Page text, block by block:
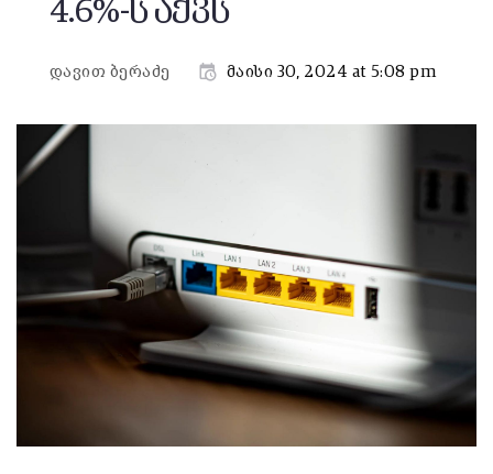
4.6%-ს აქვს
დავით ბერაძე მაისი 30, 2024 at 5:08 pm